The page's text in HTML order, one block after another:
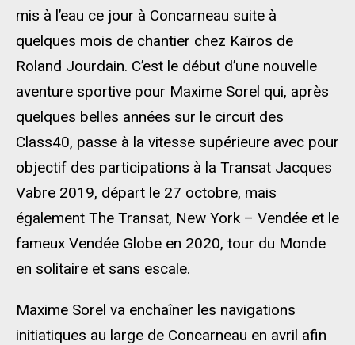
mis à l’eau ce jour à Concarneau suite à
quelques mois de chantier chez Kaïros de
Roland Jourdain. C’est le début d’une nouvelle
aventure sportive pour Maxime Sorel qui, après
quelques belles années sur le circuit des
Class40, passe à la vitesse supérieure avec pour
objectif des participations à la Transat Jacques
Vabre 2019, départ le 27 octobre, mais
également The Transat, New York – Vendée et le
fameux Vendée Globe en 2020, tour du Monde
en solitaire et sans escale.
Maxime Sorel va enchaîner les navigations
initiatiques au large de Concarneau en avril afin